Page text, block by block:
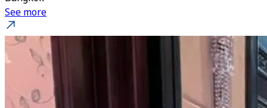
See more